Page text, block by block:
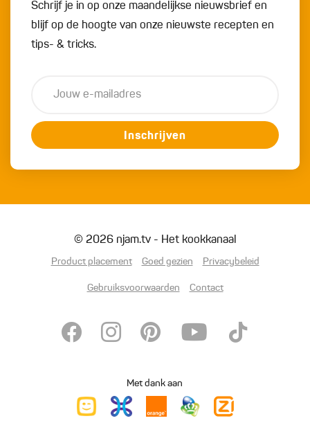
Schrijf je in op onze maandelijkse nieuwsbrief en
blijf op de hoogte van onze nieuwste recepten en
tips- & tricks.
Inschrijven
© 2026 njam.tv - Het kookkanaal
Product placement Goed gezien Privacybeleid
Gebruiksvoorwaarden Contact
Met dank aan